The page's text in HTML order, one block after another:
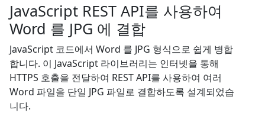
JavaScript REST API를 사용하여
Word 를 JPG 에 결합
JavaScript 코드에서 Word 를 JPG 형식으로 쉽게 병합
합니다. 이 JavaScript 라이브러리는 인터넷을 통해
HTTPS 호출을 전달하여 REST API를 사용하여 여러
Word 파일을 단일 JPG 파일로 결합하도록 설계되었습
니다.